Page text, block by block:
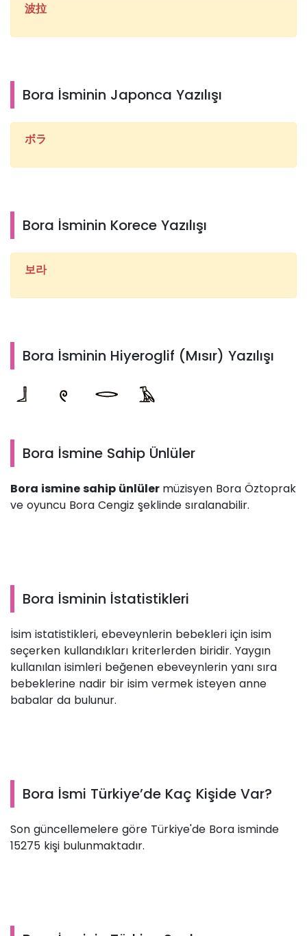
波拉
Bora İsminin Japonca Yazılışı
ボラ
Bora İsminin Korece Yazılışı
보라
Bora İsminin Hiyeroglif (Mısır) Yazılışı
Bora İsmine Sahip Ünlüler
Bora ismine sahip ünlüler müzisyen Bora Öztoprak
ve oyuncu Bora Cengiz şeklinde sıralanabilir.
Bora İsminin İstatistikleri
İsim istatistikleri, ebeveynlerin bebekleri için isim
seçerken kullandıkları kriterlerden biridir. Yaygın
kullanılan isimleri beğenen ebeveynlerin yanı sıra
bebeklerine nadir bir isim vermek isteyen anne
babalar da bulunur.
Bora İsmi Türkiye’de Kaç Kişide Var?
Son güncellemelere göre Türkiye'de Bora isminde
15275 kişi bulunmaktadır.